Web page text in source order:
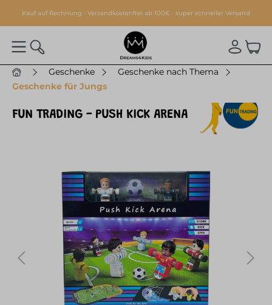
springen
Kauf auf Rechnung · Versandkostenfrei ab 100€ · super schneller Versand
Geschenke
Geschenke nach Thema
Geschenke für Jungs
FUN TRADING - PUSH KICK ARENA
Bildergalerie überspringen